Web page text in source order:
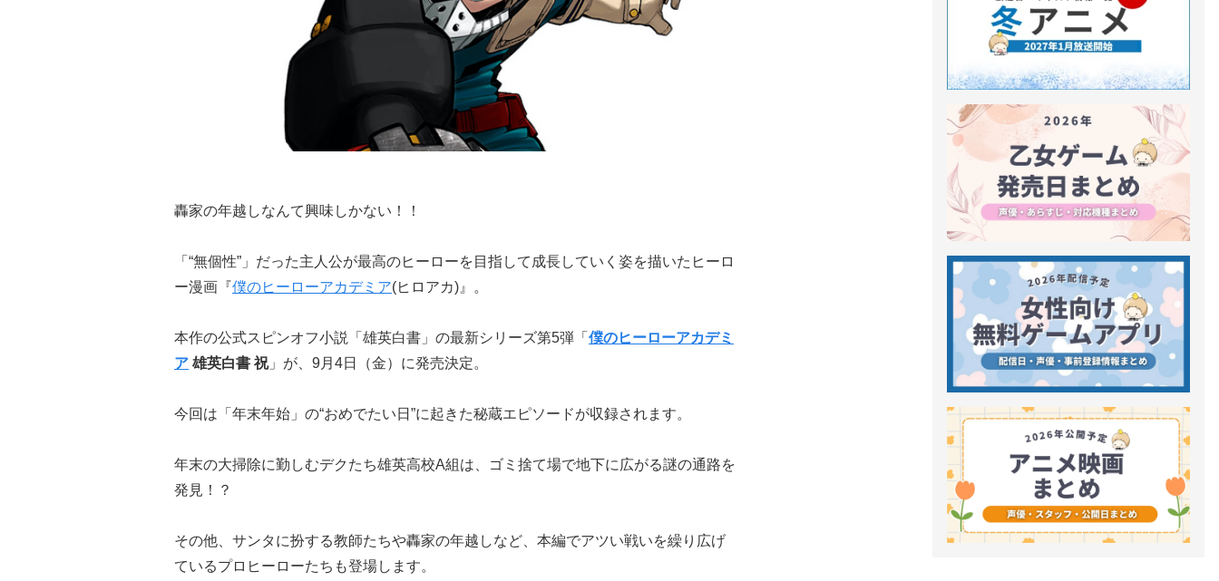
轟家の年越しなんて興味しかない！！
「“無個性”」だった主人公が最高のヒーローを目指して成長していく姿を描いたヒーロ
ー漫画『僕のヒーローアカデミア(ヒロアカ)』。
本作の公式スピンオフ小説「雄英白書」の最新シリーズ第5弾「 僕のヒーローアカデミ
ア 雄英白書 祝」が、9月4日（金）に発売決定。
今回は「年末年始」の“おめでたい日”に起きた秘蔵エピソードが収録されます。
年末の大掃除に勤しむデクたち雄英高校A組は、ゴミ捨て場で地下に広がる謎の通路を
発見！？
その他、サンタに扮する教師たちや轟家の年越しなど、本編でアツい戦いを繰り広げ
ているプロヒーローたちも登場します。